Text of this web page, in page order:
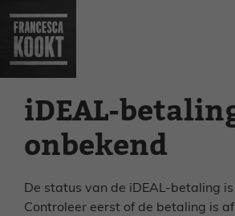
naar
inhoud
iDEAL-
onbekend
De status van de iDEAL-betaling
Controleer eerst of de betaling is